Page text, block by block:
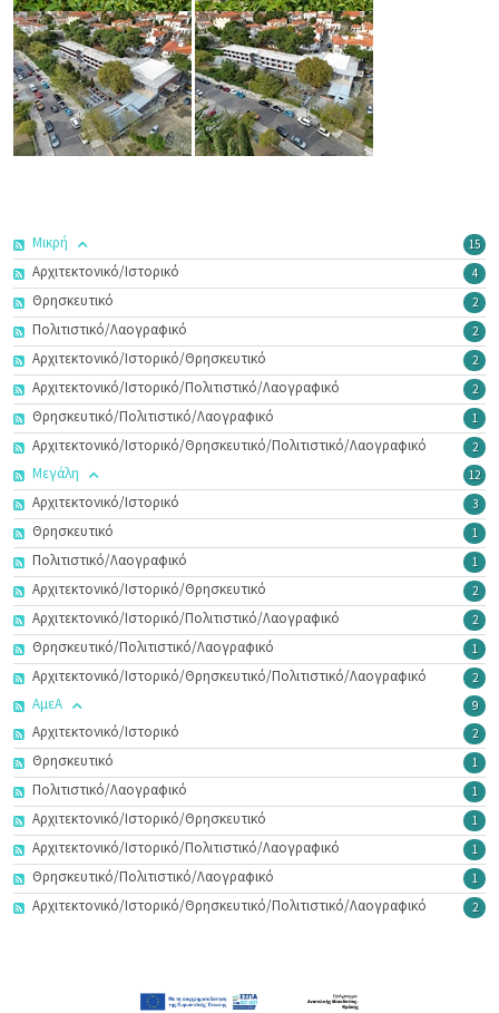
15
Μικρή
4
Αρχιτεκτονικό/Ιστορικό
2
Θρησκευτικό
2
Πολιτιστικό/Λαογραφικό
2
Αρχιτεκτονικό/Ιστορικό/Θρησκευτικό
2
Αρχιτεκτονικό/Ιστορικό/Πολιτιστικό/Λαογραφικό
1
Θρησκευτικό/Πολιτιστικό/Λαογραφικό
2
Αρχιτεκτονικό/Ιστορικό/Θρησκευτικό/Πολιτιστικό/Λαογραφικό
12
Μεγάλη
3
Αρχιτεκτονικό/Ιστορικό
1
Θρησκευτικό
1
Πολιτιστικό/Λαογραφικό
2
Αρχιτεκτονικό/Ιστορικό/Θρησκευτικό
2
Αρχιτεκτονικό/Ιστορικό/Πολιτιστικό/Λαογραφικό
1
Θρησκευτικό/Πολιτιστικό/Λαογραφικό
2
Αρχιτεκτονικό/Ιστορικό/Θρησκευτικό/Πολιτιστικό/Λαογραφικό
9
ΑμεΑ
2
Αρχιτεκτονικό/Ιστορικό
1
Θρησκευτικό
1
Πολιτιστικό/Λαογραφικό
1
Αρχιτεκτονικό/Ιστορικό/Θρησκευτικό
1
Αρχιτεκτονικό/Ιστορικό/Πολιτιστικό/Λαογραφικό
1
Θρησκευτικό/Πολιτιστικό/Λαογραφικό
2
Αρχιτεκτονικό/Ιστορικό/Θρησκευτικό/Πολιτιστικό/Λαογραφικό